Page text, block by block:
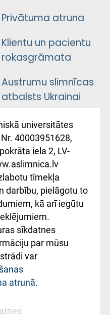
Privātuma atruna
Klientu un pacientu
rokasgrāmata
Austrumu slimnīcas
atbalsts Ukrainai
Підтримка Східної
лікарні та співпраця з
Україною
universitātes
40003951628,
iela 2, LV-
tīmekļa
darbību, pielāgotu to
kā arī iegūtu
sīkdatnes
par mūsu
var
atrunā.